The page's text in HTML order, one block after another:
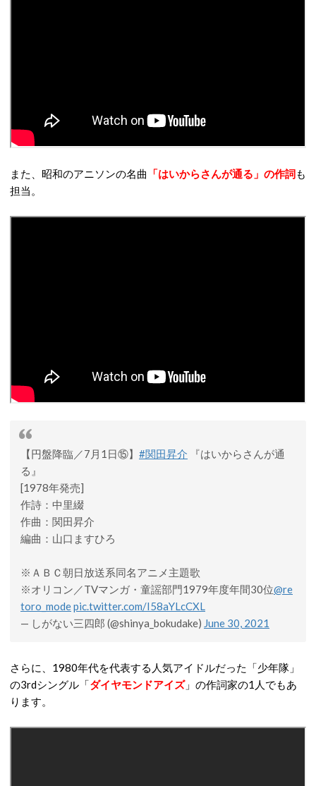
また、昭和のアニソンの名曲 「はいからさんが通る」の作詞も
担当。
【円盤降臨／7月1日⑮】 #関田昇介 『はいからさんが通
る』
[1978年発売]
作詩：中里綴
作曲：関田昇介
編曲：山口ますひろ
※ＡＢＣ朝日放送系同名アニメ主題歌
※オリコン／TVマンガ・童謡部門1979年度年間30位@re
toro_modepic.twitter.com/I58aYLcCXL
— しがない三四郎 (@shinya_bokudake) June 30, 2021
さらに、1980年代を代表する人気アイドルだった「少年隊」
の3rdシングル「ダイヤモンドアイズ」の作詞家の1人でもあ
ります。